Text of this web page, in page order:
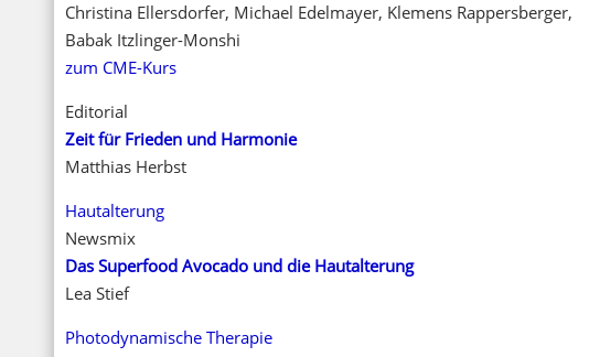
Christina Ellersdorfer, Michael Edelmayer, Klemens Rappersberger,
Babak Itzlinger-Monshi
zum CME-Kurs
Editorial
Zeit für Frieden und Harmonie
Matthias Herbst
Hautalterung
Newsmix
Das Superfood Avocado und die Hautalterung
Lea Stief
Photodynamische Therapie